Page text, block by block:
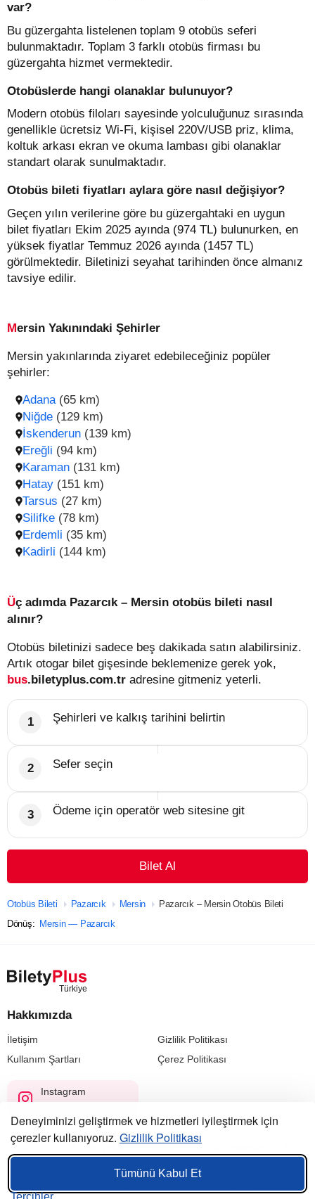
var?
Bu güzergahta listelenen toplam 9 otobüs seferi
bulunmaktadır. Toplam 3 farklı otobüs firması bu
güzergahta hizmet vermektedir.
Otobüslerde hangi olanaklar bulunuyor?
Modern otobüs filoları sayesinde yolculuğunuz sırasında
genellikle ücretsiz Wi-Fi, kişisel 220V/USB priz, klima,
koltuk arkası ekran ve okuma lambası gibi olanaklar
standart olarak sunulmaktadır.
Otobüs bileti fiyatları aylara göre nasıl değişiyor?
Geçen yılın verilerine göre bu güzergahtaki en uygun
bilet fiyatları Ekim 2025 ayında (974 TL) bulunurken, en
yüksek fiyatlar Temmuz 2026 ayında (1457 TL)
görülmektedir. Biletinizi seyahat tarihinden önce almanız
tavsiye edilir.
Mersin Yakınındaki Şehirler
Mersin yakınlarında ziyaret edebileceğiniz popüler
şehirler:
Adana (65 km)
Hatay (151 km)
Niğde (129 km)
Tarsus (27 km)
İskenderun (139 km)
Silifke (78 km)
Ereğli (94 km)
Erdemli (35 km)
Karaman (131 km)
Kadirli (144 km)
Üç adımda Pazarcık – Mersin otobüs bileti nasıl
alınır?
Otobüs biletinizi sadece beş dakikada satın alabilirsiniz.
Artık otogar bilet gişesinde beklemenize gerek yok,
bus.biletyplus.com.tr adresine gitmeniz yeterli.
Şehirleri ve kalkış tarihini belirtin
Sefer seçin
Ödeme için operatör web sitesine git
Bilet Al
Otobüs Bileti Pazarcık Mersin
Pazarcık – Mersin Otobüs Bileti
Dönüş: Mersin — Pazarcık
Hakkımızda
İletişim
Gizlilik Politikası
Kullanım Şartları
Çerez Politikası
Instagram
@biletyplus_turkiye
© 2023 — 2026, Biletyplus, Innovative Travel Technologies, LLC.
Tüm hakları saklıdır.
kullanıcı sözleşmesi,gizlilik politikası
çerez politikasıkoşullarının kabul edildiği anlamına gelir.
Deneyiminizi geliştirmek ve hizmetleri iyileştirmek için
çerezler kullanıyoruz. Gizlilik Politikası
Tümünü Kabul Et
Tercihler